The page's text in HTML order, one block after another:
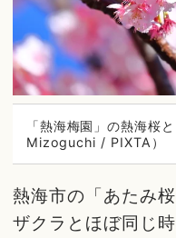
「熱海梅園」の熱海桜
Mizoguchi / PIXTA）
熱海市の「あたみ
ザクラとほぼ同じ